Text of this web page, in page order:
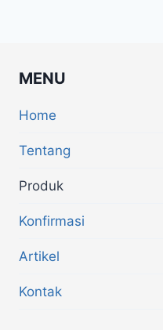
MENU
Home
Tentang
Produk
Konfirmasi
Artikel
Kontak